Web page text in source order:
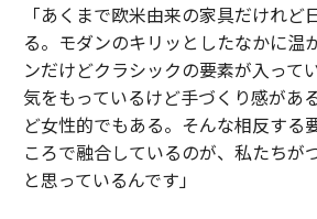
「あくまで欧米由来の家具だけれど
る。モダンのキリッとしたなかに温
ンだけどクラシックの要素が入って
気をもっているけど手づくり感があ
ど女性的でもある。そんな相反する
ころで融合しているのが、私たちが
と思っているんです」